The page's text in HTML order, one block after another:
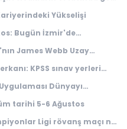
Yükselişi
Bugün İzmir'de
James Webb Uzay
KPSS sınav yerleri
Dünyayı
tarihi 5-6 Ağustos
Ligi rövanş maçı ne